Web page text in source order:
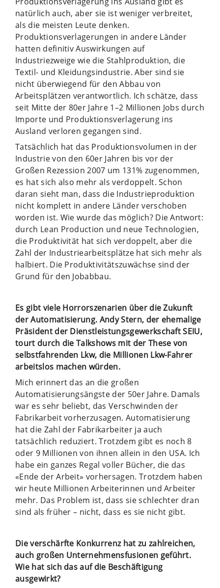
natürlich auch, aber sie ist weniger verbreitet,
als die meisten Leute denken.
Produktionsverlagerungen in andere Länder
hatten definitiv Auswirkungen auf
Industriezweige wie die Stahlproduktion, die
Textil- und Kleidungsindustrie. Aber sind sie
nicht überwiegend für den Abbau von
Arbeitsplätzen verantwortlich. Ich schätze, dass
seit Mitte der 80er Jahre 1–2 Millionen Jobs durch
Importe und Produktionsverlagerung ins
Ausland verloren gegangen sind.
Tatsächlich hat das Produktionsvolumen in der
Industrie von den 60er Jahren bis vor der
Großen Rezession 2007 um 131% zugenommen,
es hat sich also mehr als verdoppelt. Schon
daran sieht man, dass die Industrieproduktion
nicht komplett in andere Länder verschoben
worden ist. Wie wurde das möglich? Die Antwort:
durch Lean Production und neue Technologien,
die Produktivität hat sich verdoppelt, aber die
Zahl der Industriearbeitsplätze hat sich mehr als
halbiert. Die Produktivitätszuwächse sind der
Grund für den Jobabbau.
Es gibt viele Horrorszenarien über die Zukunft
der Automatisierung. Andy Stern, der ehemalige
Präsident der Dienstleistungsgewerkschaft SEIU,
tourt durch die Talkshows mit der These von
selbstfahrenden Lkw, die Millionen Lkw-Fahrer
arbeitslos machen würden.
Mich erinnert das an die großen
Automatisierungsängste der 50er Jahre. Damals
war es sehr beliebt, das Verschwinden der
Fabrikarbeit vorherzusagen. Automatisierung
hat die Zahl der Fabrikarbeiter ja auch
tatsächlich reduziert. Trotzdem gibt es noch 8
oder 9 Millionen von ihnen allein in den USA. Ich
habe ein ganzes Regal voller Bücher, die das
«Ende der Arbeit» vorhersagen. Trotzdem haben
wir heute Millionen Arbeiterinnen und Arbeiter
mehr. Das Problem ist, dass sie schlechter dran
sind als früher – nicht, dass es sie nicht gibt.
Die verschärfte Konkurrenz hat zu zahlreichen,
auch großen Unternehmensfusionen geführt.
Wie hat sich das auf die Beschäftigung
ausgewirkt?